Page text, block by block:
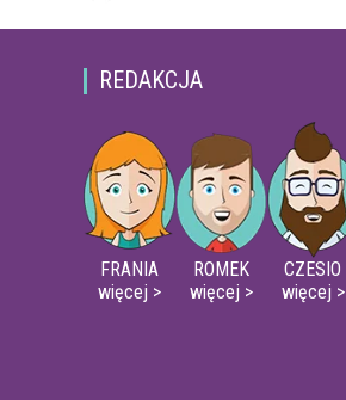
REDAKCJA
FRANIA
więcej >
ROMEK
więcej >
CZESIO
więcej >